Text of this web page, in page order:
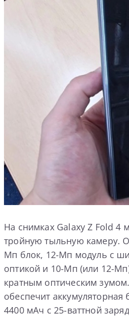
На снимках Galaxy Z Fold 4
тройную тыльную камеру.
Мп блок, 12-Мп модуль с
оптикой и 10-Мп (или 12-
кратным оптическим
обеспечит аккумуляторная
4400 мАч с 25-ваттной